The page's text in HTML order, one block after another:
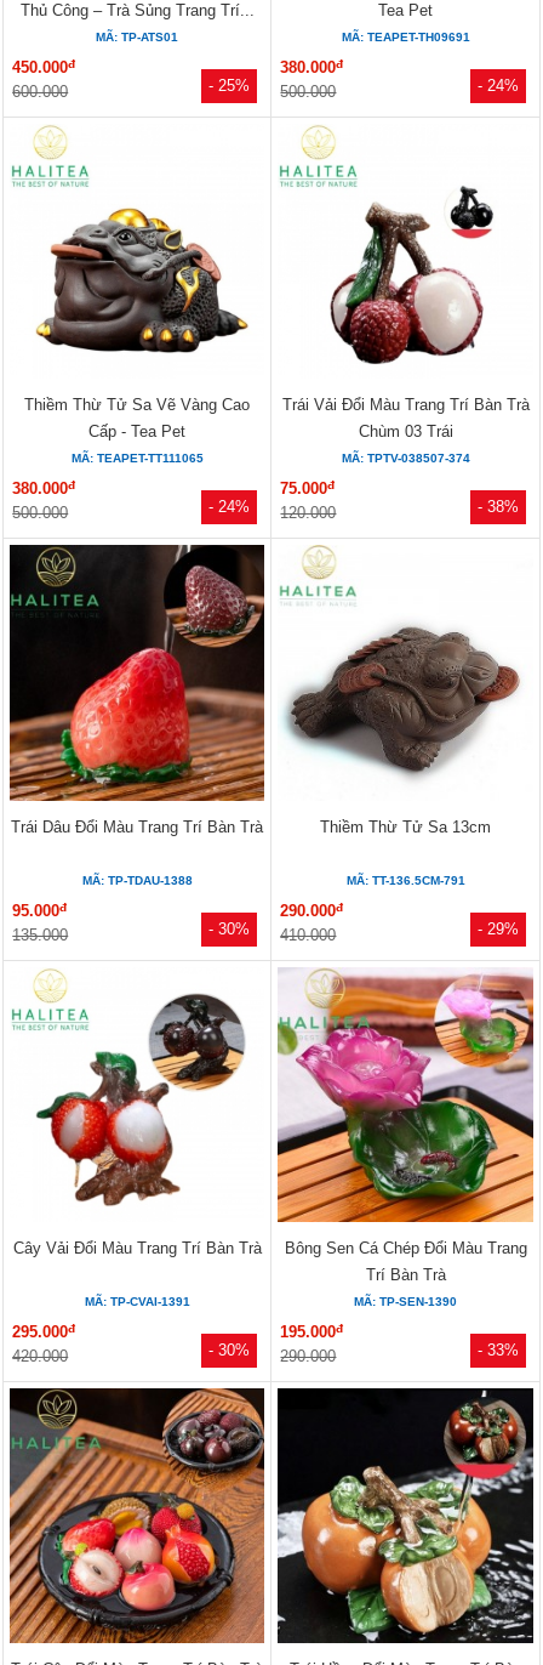
- 25%
Thủ Công – Trà Sủng Trang Trí...
MÃ: TP-ATS01
450.000đ
600.000 - 24%
Tea Pet
MÃ: TEAPET-TH09691
380.000đ
500.000
- 24%
Thiềm Thừ Tử Sa Vẽ Vàng Cao
Cấp - Tea Pet
MÃ: TEAPET-TT111065
380.000đ
500.000 - 38%
Trái Vải Đổi Màu Trang Trí Bàn Trà
Chùm 03 Trái
MÃ: TPTV-038507-374
75.000đ
120.000
- 30%
Trái Dâu Đổi Màu Trang Trí Bàn Trà
MÃ: TP-TDAU-1388
95.000đ
135.000 - 29%
Thiềm Thừ Tử Sa 13cm
MÃ: TT-136.5CM-791
290.000đ
410.000
- 30%
Cây Vải Đổi Màu Trang Trí Bàn Trà
MÃ: TP-CVAI-1391
295.000đ
420.000 - 33%
Bông Sen Cá Chép Đổi Màu Trang
Trí Bàn Trà
MÃ: TP-SEN-1390
195.000đ
290.000